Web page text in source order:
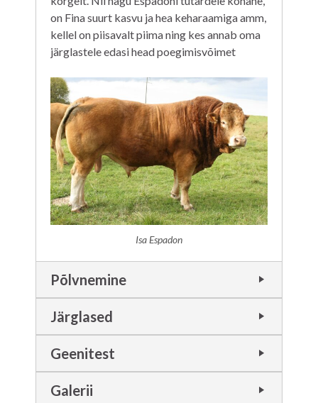
on Fina suurt kasvu ja hea keharaamiga amm,
kellel on piisavalt piima ning kes annab oma
järglastele edasi head poegimisvõimet
Isa Espadon
Põlvnemine
Järglased
Geenitest
Galerii